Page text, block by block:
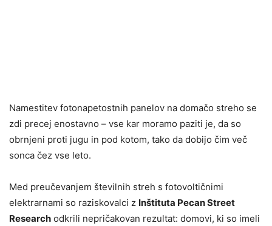
Namestitev fotonapetostnih panelov na domačo streho se
zdi precej enostavno – vse kar moramo paziti je, da so
obrnjeni proti jugu in pod kotom, tako da dobijo čim več
sonca čez vse leto.
Med preučevanjem številnih streh s fotovoltičnimi
elektrarnami so raziskovalci z Inštituta Pecan Street
Research odkrili nepričakovan rezultat: domovi, ki so imeli